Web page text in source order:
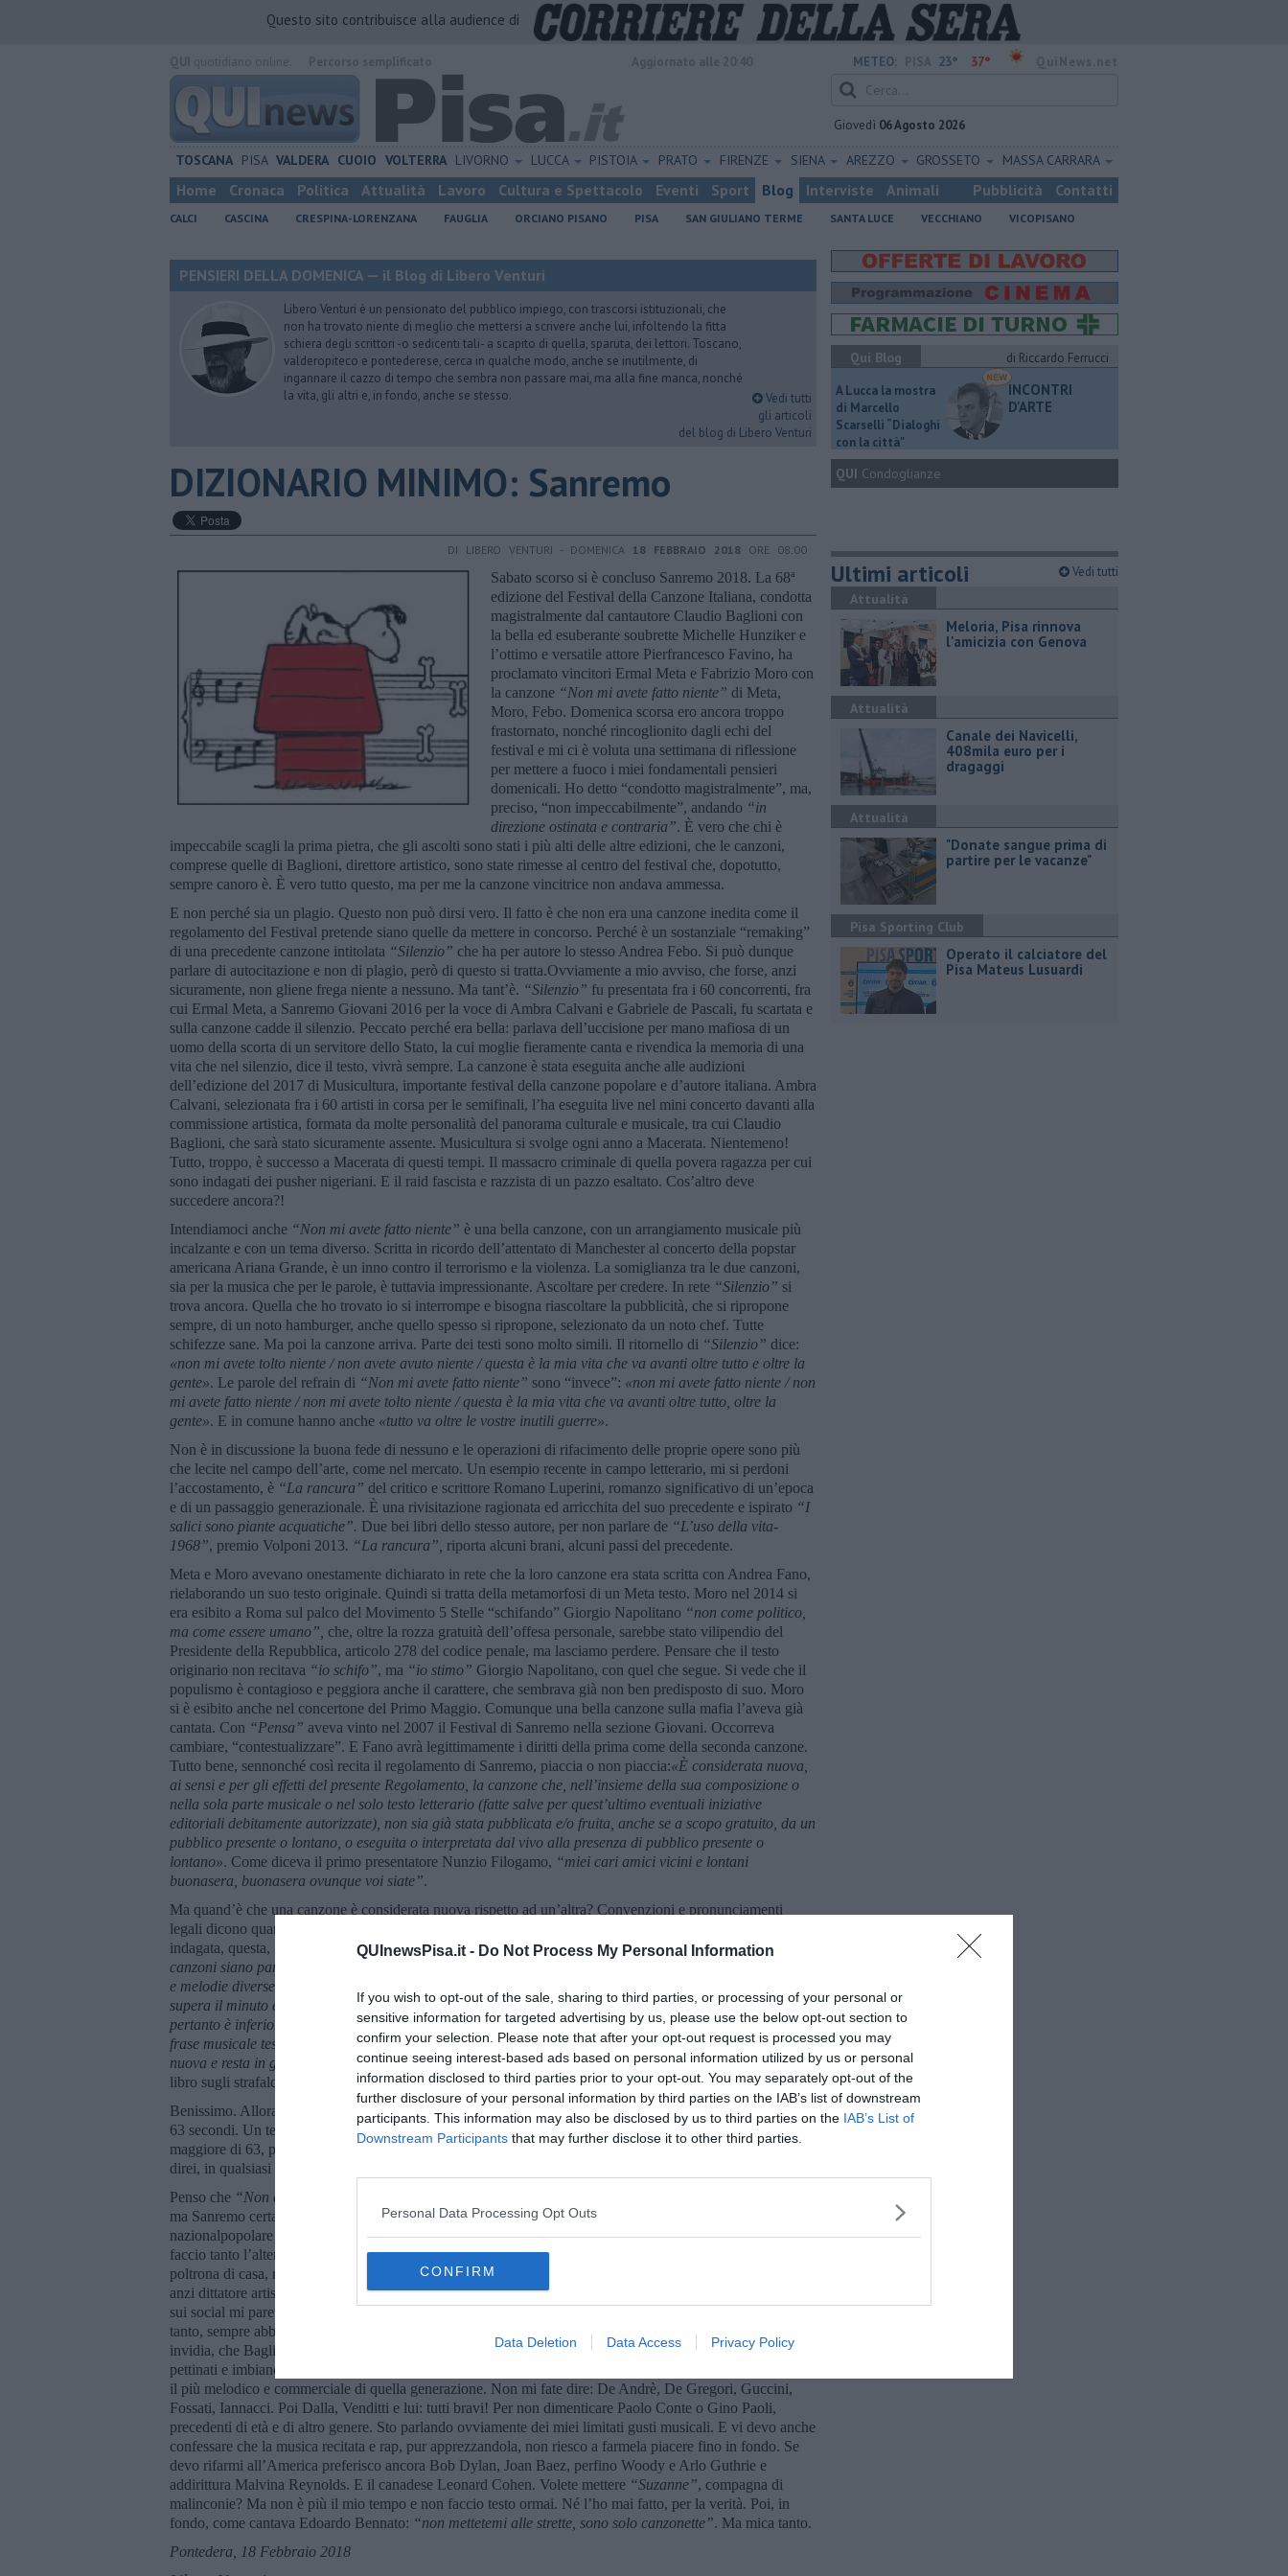
QUInewsPisa.it - Do Not Process My Personal Information
If you wish to opt-out of the sale, sharing to third parties, or processing of your personal or
sensitive information for targeted advertising by us, please use the below opt-out section to
confirm your selection. Please note that after your opt-out request is processed you may
continue seeing interest-based ads based on personal information utilized by us or personal
information disclosed to third parties prior to your opt-out. You may separately opt-out of the
further disclosure of your personal information by third parties on the IAB’s list of downstream
participants. This information may also be disclosed by us to third parties on the IAB’s List of
Downstream Participants that may further disclose it to other third parties.
Personal Data Processing Opt Outs
CONFIRM
Data Deletion Data Access Privacy Policy
Questo sito contribuisce alla audience di
METEO: 23° 37°
Giovedì 06 Agosto 2026
TOSCANA PISA VALDERA CUOIO VOLTERRA LIVORNO LUCCA PISTOIA PRATO FIRENZE SIENA AREZZO GROSSETO MASSA CARRARA
Home Cronaca Politica Attualità Lavoro Cultura e Spettacolo Eventi Sport Blog Interviste Animali Pubblicità Contatti
CALCI CASCINA CRESPINA-LORENZANA FAUGLIA ORCIANO PISANO PISA SAN GIULIANO TERME SANTA LUCE VECCHIANO VICOPISANO
PENSIERI DELLA DOMENICA — il Blog di Libero Venturi
Libero Venturi è un pensionato del pubblico impiego, con trascorsi istituzionali, che
non ha trovato niente di meglio che mettersi a scrivere anche lui, infoltendo la fitta
schiera degli scrittori -o sedicenti tali- a scapito di quella, sparuta, dei lettori. Toscano,
valderopiteco e pontederese, cerca in qualche modo, anche se inutilmente, di
ingannare il cazzo di tempo che sembra non passare mai, ma alla fine manca, nonché
la vita, gli altri e, in fondo, anche se stesso.
Vedi tutti
gli articoli
del blog di Libero Venturi
DIZIONARIO MINIMO: Sanremo
DI LIBERO VENTURI - DOMENICA 18 FEBBRAIO 2018 ORE 08:00
Sabato scorso si è concluso Sanremo 2018. La 68ª
edizione del Festival della Canzone Italiana, condotta
magistralmente dal cantautore Claudio Baglioni con
la bella ed esuberante soubrette Michelle Hunziker e
l’ottimo e versatile attore Pierfrancesco Favino, ha
proclamato vincitori Ermal Meta e Fabrizio Moro con
la canzone “Non mi avete fatto niente” di Meta,
Moro, Febo. Domenica scorsa ero ancora troppo
frastornato, nonché rincoglionito dagli echi del
festival e mi ci è voluta una settimana di riflessione
per mettere a fuoco i miei fondamentali pensieri
domenicali. Ho detto “condotto magistralmente”, ma,
preciso, “non impeccabilmente”, andando “in
direzione ostinata e contraria”. È vero che chi è
impeccabile scagli la prima pietra, che gli ascolti sono stati i più alti delle altre edizioni, che le canzoni,
comprese quelle di Baglioni, direttore artistico, sono state rimesse al centro del festival che, dopotutto,
sempre canoro è. È vero tutto questo, ma per me la canzone vincitrice non andava ammessa.
E non perché sia un plagio. Questo non può dirsi vero. Il fatto è che non era una canzone inedita come il
regolamento del Festival pretende siano quelle da mettere in concorso. Perché è un sostanziale “remaking”
di una precedente canzone intitolata “Silenzio” che ha per autore lo stesso Andrea Febo. Si può dunque
parlare di autocitazione e non di plagio, però di questo si tratta.Ovviamente a mio avviso, che forse, anzi
sicuramente, non gliene frega niente a nessuno. Ma tant’è. “Silenzio” fu presentata fra i 60 concorrenti, fra
cui Ermal Meta, a Sanremo Giovani 2016 per la voce di Ambra Calvani e Gabriele de Pascali, fu scartata e
sulla canzone cadde il silenzio. Peccato perché era bella: parlava dell’uccisione per mano mafiosa di un
uomo della scorta di un servitore dello Stato, la cui moglie fieramente canta e rivendica la memoria di una
vita che nel silenzio, dice il testo, vivrà sempre. La canzone è stata eseguita anche alle audizioni
dell’edizione del 2017 di Musicultura, importante festival della canzone popolare e d’autore italiana. Ambra
Calvani, selezionata fra i 60 artisti in corsa per le semifinali, l’ha eseguita live nel mini concerto davanti alla
commissione artistica, formata da molte personalità del panorama culturale e musicale, tra cui Claudio
Baglioni, che sarà stato sicuramente assente. Musicultura si svolge ogni anno a Macerata. Nientemeno!
Tutto, troppo, è successo a Macerata di questi tempi. Il massacro criminale di quella povera ragazza per cui
sono indagati dei pusher nigeriani. E il raid fascista e razzista di un pazzo esaltato. Cos’altro deve
succedere ancora?!
Intendiamoci anche “Non mi avete fatto niente” è una bella canzone, con un arrangiamento musicale più
incalzante e con un tema diverso. Scritta in ricordo dell’attentato di Manchester al concerto della popstar
americana Ariana Grande, è un inno contro il terrorismo e la violenza. La somiglianza tra le due canzoni,
sia per la musica che per le parole, è tuttavia impressionante. Ascoltare per credere. In rete “Silenzio” si
trova ancora. Quella che ho trovato io si interrompe e bisogna riascoltare la pubblicità, che si ripropone
sempre, di un noto hamburger, anche quello spesso si ripropone, selezionato da un noto chef. Tutte
schifezze sane. Ma poi la canzone arriva. Parte dei testi sono molto simili. Il ritornello di “Silenzio” dice:
«non mi avete tolto niente / non avete avuto niente / questa è la mia vita che va avanti oltre tutto e oltre la
gente». Le parole del refrain di “Non mi avete fatto niente” sono “invece”: «non mi avete fatto niente / non
mi avete fatto niente / non mi avete tolto niente / questa è la mia vita che va avanti oltre tutto, oltre la
gente». E in comune hanno anche «tutto va oltre le vostre inutili guerre».
Non è in discussione la buona fede di nessuno e le operazioni di rifacimento delle proprie opere sono più
che lecite nel campo dell’arte, come nel mercato. Un esempio recente in campo letterario, mi si perdoni
l’accostamento, è “La rancura” del critico e scrittore Romano Luperini, romanzo significativo di un’epoca
e di un passaggio generazionale. È una rivisitazione ragionata ed arricchita del suo precedente e ispirato “I
salici sono piante acquatiche”. Due bei libri dello stesso autore, per non parlare de “L’uso della vita-
1968”, premio Volponi 2013. “La rancura”, riporta alcuni brani, alcuni passi del precedente.
Meta e Moro avevano onestamente dichiarato in rete che la loro canzone era stata scritta con Andrea Fano,
rielaborando un suo testo originale. Quindi si tratta della metamorfosi di un Meta testo. Moro nel 2014 si
era esibito a Roma sul palco del Movimento 5 Stelle “schifando” Giorgio Napolitano “non come politico,
ma come essere umano”, che, oltre la rozza gratuità dell’offesa personale, sarebbe stato vilipendio del
Presidente della Repubblica, articolo 278 del codice penale, ma lasciamo perdere. Pensare che il testo
originario non recitava “io schifo”, ma “io stimo” Giorgio Napolitano, con quel che segue. Si vede che il
populismo è contagioso e peggiora anche il carattere, che sembrava già non ben predisposto di suo. Moro
si è esibito anche nel concertone del Primo Maggio. Comunque una bella canzone sulla mafia l’aveva già
cantata. Con “Pensa” aveva vinto nel 2007 il Festival di Sanremo nella sezione Giovani. Occorreva
cambiare, “contestualizzare”. E Fano avrà legittimamente i diritti della prima come della seconda canzone.
Tutto bene, sennonché così recita il regolamento di Sanremo, piaccia o non piaccia:«È considerata nuova,
ai sensi e per gli effetti del presente Regolamento, la canzone che, nell’insieme della sua composizione o
nella sola parte musicale o nel solo testo letterario (fatte salve per quest’ultimo eventuali iniziative
editoriali debitamente autorizzate), non sia già stata pubblicata e/o fruita, anche se a scopo gratuito, da un
pubblico presente o lontano, o eseguita o interpretata dal vivo alla presenza di pubblico presente o
lontano». Come diceva il primo presentatore Nunzio Filogamo, “miei cari amici vicini e lontani
buonasera, buonasera ovunque voi siate”.
Ma quand’è che una canzone è considerata nuova rispetto ad un’altra? Convenzioni e pronunciamenti
legali dicono quando le eventuale analogie non superano il 30%. E, dopo la sospensione della canzone
indagata, questa, in sintesi, è stata la nota emessa dall’ufficio legale Rai.«Sebbene i ritornelli delle due
canzoni siano parzialmente sovrapponibili nella musica e nel testo, i due brani hanno stesure, durata, testi
e melodie diverse. Inoltre nel brano “Non mi avete fatto niente” la somma degli stralci utilizzati non
supera il minuto e tre secondi su una durata totale del brano stesso di tre minuti e ventiquattro secondi,
pertanto è inferiore al terzo dell’intero brano. Le due canzoni dunque, pur presentando analogie per una
frase musicale testuale, non sono la stessa canzone. La canzone “Non mi avete fatto niente” è dunque
nuova e resta in gara»
. Così parlò Balaustra, avrebbe detto Frassica parafrasando Nietzsche e citando un
libro sugli strafalcioni degli italiani.
Benissimo. Allora facciamo due conti: 3 minuti e 24 secondi fanno 204 secondi, 1 minuto e 3 secondi sono
63 secondi. Un terzo del brano, 204 diviso 3, corrisponde a 68 secondi. Essendo 68 inequivocabilmente
maggiore di 63, per 5 secondi Meta e Moro si sono salvati. E pure la Rai. Una bella differenza. Abissale
direi, in qualsiasi gara di velocità. Un po’ meno nelle prove di fondo.
Penso che “Non ci avete fatto niente”
ma Sanremo certamente è un bel trampolino di lancio. Anzi un’indiscutibile istituzione nazionale. Di più:
nazionalpopolare! Si rischia l’accusa di vilipendio e la privazione del saluto, a parlarne male. E anch’io che
faccio tanto l’alternativo, magari non garantisco la presenza militante tutte le sere, ma lo ascolto nella
poltrona di casa, riservata agli utenti. E poi share alle stelle, Baglioni superlativo, il primo cantante direttore,
anzi dittatore artistico, ha detto qualcuno. Il povero Morandi che di professione, oltre che sbucciare piselli
sui social mi pareva un bravo cantante, se lo sono già scordato. Di Conti è impallidita l’immagine, ma
tanto, sempre abbronzato com’è, a lui gli fa una sega. E poi bisogna ammettere, con una punta di malcelata
invidia, che Baglioni è un discretone. Degli anni sessanta gli sono rimasti anche i capelli, sia pure corti,
pettinati e imbiancati. Forse la voce più bella ed acuta fra i cantautori dell’epoca e, diciamo la verità, anche
il più melodico e commerciale di quella generazione. Non mi fate dire: De Andrè, De Gregori, Guccini,
Fossati, Iannacci. Poi Dalla, Venditti e lui: tutti bravi! Per non dimenticare Paolo Conte o Gino Paoli,
precedenti di età e di altro genere. Sto parlando ovviamente dei miei limitati gusti musicali. E vi devo anche
confessare che la musica recitata e rap, pur apprezzandola, non riesco a farmela piacere fino in fondo. Se
devo rifarmi all’America preferisco ancora Bob Dylan, Joan Baez, perfino Woody e Arlo Guthrie e
addirittura Malvina Reynolds. E il canadese Leonard Cohen. Volete mettere “Suzanne”, compagna di
malinconie? Ma non è più il mio tempo e non faccio testo ormai. Né l’ho mai fatto, per la verità. Poi, in
fondo, come cantava Edoardo Bennato: “non mettetemi alle strette, sono solo canzonette”. Ma mica tanto.
Pontedera, 18 Febbraio 2018
Qui Blog
di Riccardo Ferrucci
A Lucca la mostra
di Marcello
Scarselli “Dialoghi
con la città"
INCONTRI
D'ARTE
QUI Condoglianze
Ultimi articoli Vedi tutti
Attualità
Meloria, Pisa rinnova
l'amicizia con Genova
Attualità
Canale dei Navicelli,
408mila euro per i
dragaggi
Attualità
"Donate sangue prima di
partire per le vacanze"
Pisa Sporting Club
Operato il calciatore del
Pisa Mateus Lusuardi